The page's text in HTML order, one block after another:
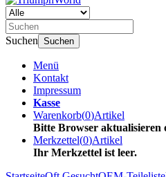
Suchen Suchen
Menü
Kontakt
Impressum
Kasse
Warenkorb(0)Artikel
Bitte Browser aktualisieren
Merkzettel(0)Artikel
Ihr Merkzettel ist leer.